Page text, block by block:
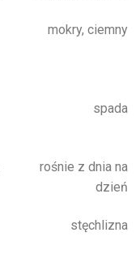
mokry, ciemny
spada
rośnie z dnia na
dzień
stęchlizna